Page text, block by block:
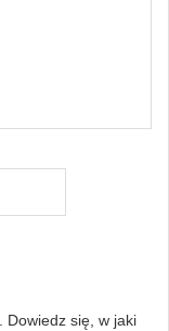
Dowiedz się, w jaki